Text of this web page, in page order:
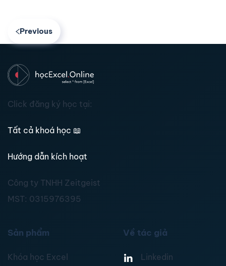
Previous
Click đăng ký học tại:
Tất cả khoá học 📖
Hướng dẫn kích hoạt
Công ty TNHH Zeitgeist
MST: 0315976395
Sản phẩm
Khóa học Excel
Về tác giả
Linkedin